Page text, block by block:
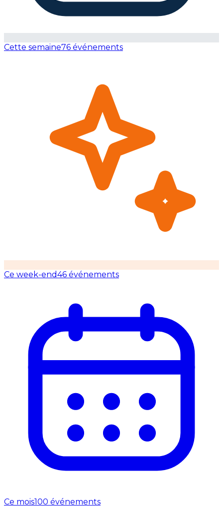
Cette semaine76 événements
Ce week-end46 événements
Ce mois100 événements